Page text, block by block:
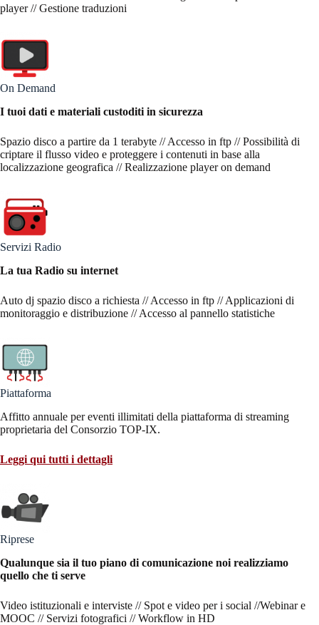
player // Gestione traduzioni
On Demand
I tuoi dati e materiali custoditi in sicurezza
Spazio disco a partire da 1 terabyte // Accesso in ftp // Possibilità di
criptare il flusso video e proteggere i contenuti in base alla
localizzazione geografica // Realizzazione player on demand
Servizi Radio
La tua Radio su internet
Auto dj spazio disco a richiesta // Accesso in ftp // Applicazioni di
monitoraggio e distribuzione // Accesso al pannello statistiche
Piattaforma
Affitto annuale per eventi illimitati della piattaforma di streaming
proprietaria del Consorzio TOP-IX.
Leggi qui tutti i dettagli
Riprese
Qualunque sia il tuo piano di comunicazione noi realizziamo
quello che ti serve
Video istituzionali e interviste // Spot e video per i social //Webinar e
MOOC // Servizi fotografici // Workflow in HD